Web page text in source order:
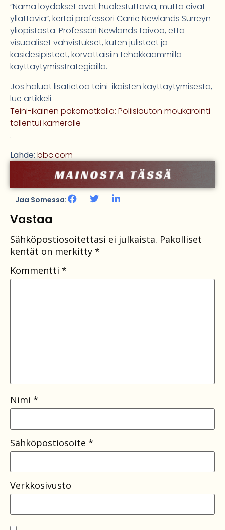
”Nämä löydökset ovat huolestuttavia, mutta eivät
yllättäviä”, kertoi professori Carrie Newlands Surreyn
yliopistosta. Professori Newlands toivoo, että
visuaaliset vahvistukset, kuten julisteet ja
käsidesipisteet, korvattaisiin tehokkaammilla
käyttäytymisstrategioilla.
Jos haluat lisätietoa teini-ikäisten käyttäytymisestä,
lue artikkeli
Teini-ikäinen pakomatkalla: Poliisiauton moukarointi
tallentui kameralle
.
Lähde: bbc.com
Jaa Somessa:
Vastaa
Sähköpostiosoitettasi ei julkaista. Pakolliset
kentät on merkitty *
Kommentti *
Nimi *
Sähköpostiosoite *
Verkkosivusto